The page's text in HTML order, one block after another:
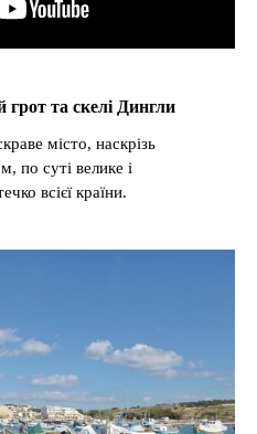
та скелі Дингли
місто, наскрізь
по суті велике і
всієї країни.